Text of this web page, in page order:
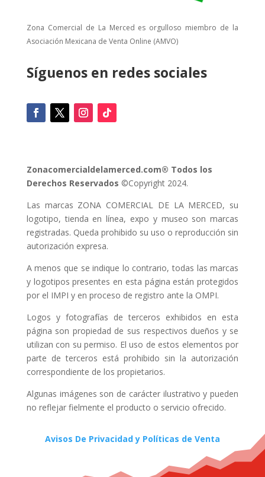
Zona Comercial de La Merced es orgulloso miembro de la
Asociación Mexicana de Venta Online (AMVO)
Síguenos en redes sociales
Zonacomercialdelamerced.com® Todos los
Derechos Reservados ©Copyright 2024.
Las marcas ZONA COMERCIAL DE LA MERCED, su
logotipo, tienda en línea, expo y museo son marcas
registradas. Queda prohibido su uso o reproducción sin
autorización expresa.
A menos que se indique lo contrario, todas las marcas
y logotipos presentes en esta página están protegidos
por el IMPI y en proceso de registro ante la OMPI.
Logos y fotografías de terceros exhibidos en esta
página son propiedad de sus respectivos dueños y se
utilizan con su permiso. El uso de estos elementos por
parte de terceros está prohibido sin la autorización
correspondiente de los propietarios.
Algunas imágenes son de carácter ilustrativo y pueden
no reflejar fielmente el producto o servicio ofrecido.
Avisos De Privacidad y Políticas de Venta